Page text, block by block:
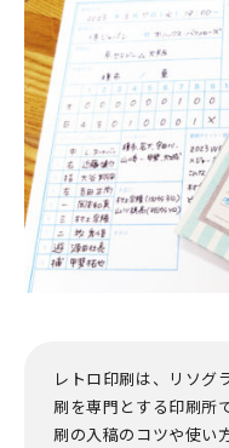
レトロ印刷は、リソグ
刷を専門とする印刷所
刷の入稿のコツや使い